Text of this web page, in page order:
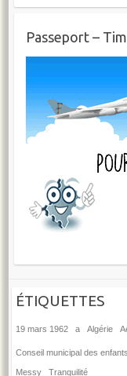
Passeport –
ÉTIQUETTES
19 mars 1962 a Algérie
Conseil municipal des enfants
Messy Tranquilité